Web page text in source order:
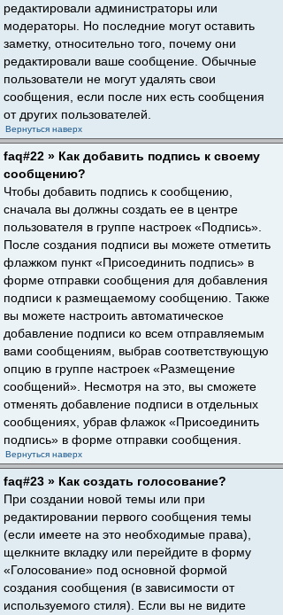
редактировали администраторы или
модераторы. Но последние могут оставить
заметку, относительно того, почему они
редактировали ваше сообщение. Обычные
пользователи не могут удалять свои
сообщения, если после них есть сообщения
от других пользователей.
Вернуться наверх
faq#22 » Как добавить подпись к своему
сообщению?
Чтобы добавить подпись к сообщению,
сначала вы должны создать ее в центре
пользователя в группе настроек «Подпись».
После создания подписи вы можете отметить
флажком пункт «Присоединить подпись» в
форме отправки сообщения для добавления
подписи к размещаемому сообщению. Также
вы можете настроить автоматическое
добавление подписи ко всем отправляемым
вами сообщениям, выбрав соответствующую
опцию в группе настроек «Размещение
сообщений». Несмотря на это, вы сможете
отменять добавление подписи в отдельных
сообщениях, убрав флажок «Присоединить
подпись» в форме отправки сообщения.
Вернуться наверх
faq#23 » Как создать голосование?
При создании новой темы или при
редактировании первого сообщения темы
(если имеете на это необходимые права),
щелкните вкладку или перейдите в форму
«Голосование» под основной формой
создания сообщения (в зависимости от
используемого стиля). Если вы не видите